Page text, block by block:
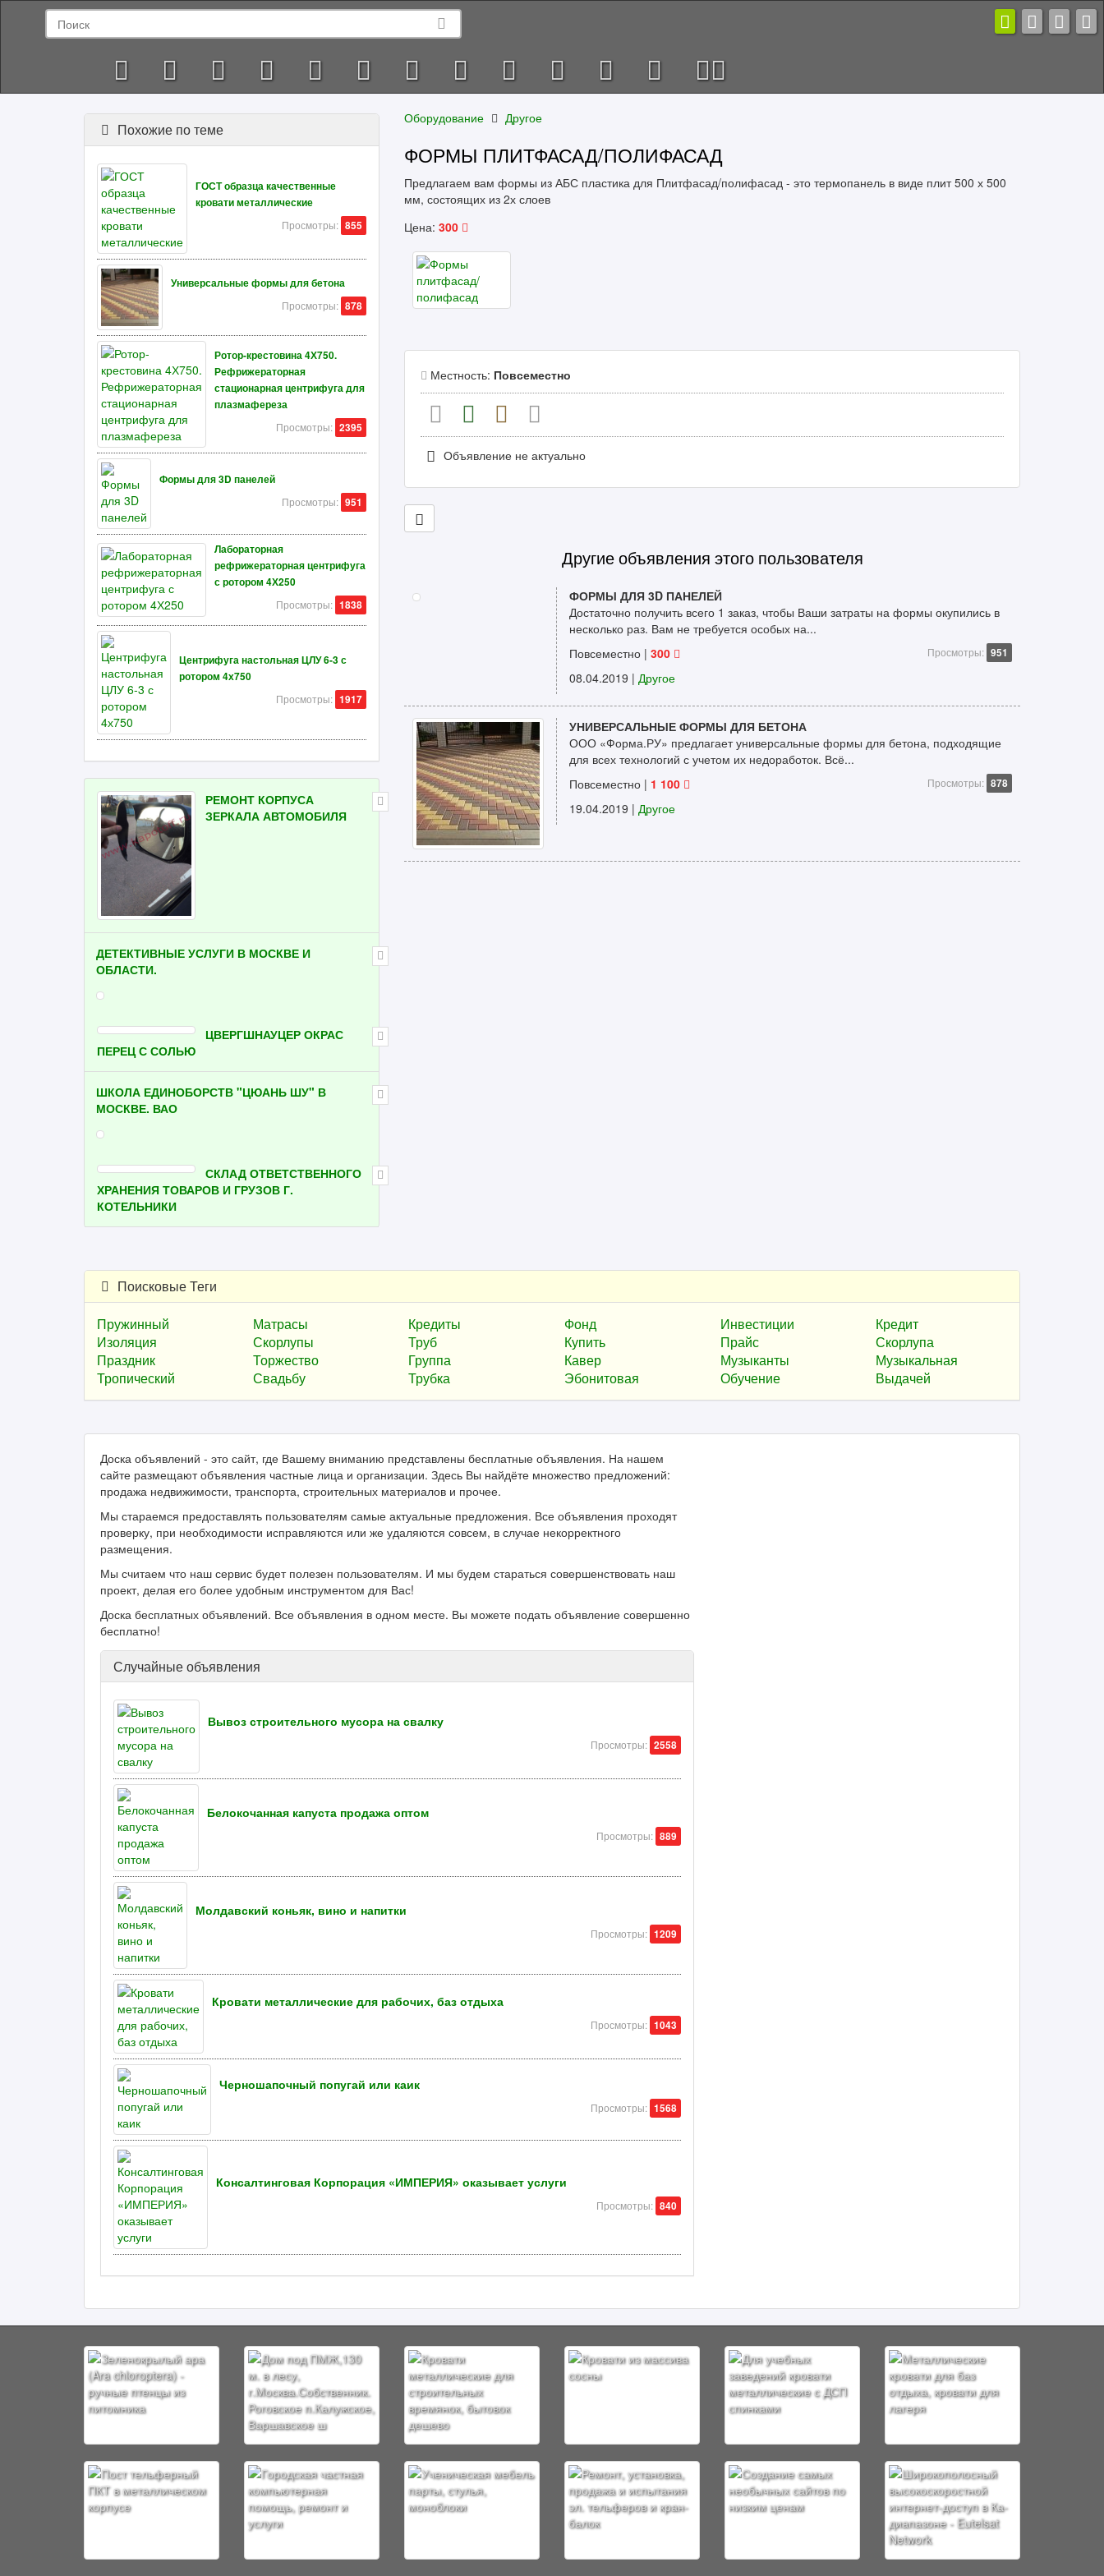
Оборудование Другое
ФОРМЫ ПЛИТФАСАД/ПОЛИФАСАД
Предлагаем вам формы из АБС пластика для Плитфасад/полифасад - это термопанель в виде плит 500 х 500
мм, состоящих из 2х слоев
Цена: 300
Местность: Повсеместно
Объявление не актуально
Другие объявления этого пользователя
ФОРМЫ ДЛЯ 3D ПАНЕЛЕЙ
Достаточно получить всего 1 заказ, чтобы Ваши затраты на формы окупились в
несколько раз. Вам не требуется особых на...
Повсеместно | 300 Просмотры: 951
08.04.2019 | Другое
УНИВЕРСАЛЬНЫЕ ФОРМЫ ДЛЯ БЕТОНА
ООО «Форма.РУ» предлагает универсальные формы для бетона, подходящие
для всех технологий с учетом их недоработок. Всё...
Повсеместно | 1 100 Просмотры: 878
19.04.2019 | Другое
Похожие по теме
ГОСТ образца качественные
кровати металлические
Просмотры: 855
Универсальные формы для бетона
Просмотры: 878
Ротор-крестовина 4Х750.
Рефрижераторная
стационарная центрифуга для
плазмафереза
Просмотры: 2395
Формы для 3D панелей
Просмотры: 951
Лабораторная
рефрижераторная центрифуга
с ротором 4Х250
Просмотры: 1838
Центрифуга настольная ЦЛУ 6-3 с
ротором 4х750
Просмотры: 1917
РЕМОНТ КОРПУСА
ЗЕРКАЛА АВТОМОБИЛЯ
ДЕТЕКТИВНЫЕ УСЛУГИ В МОСКВЕ И
ОБЛАСТИ.
ЦВЕРГШНАУЦЕР ОКРАС
ПЕРЕЦ С СОЛЬЮ
ШКОЛА ЕДИНОБОРСТВ "ЦЮАНЬ ШУ" В
МОСКВЕ. ВАО
СКЛАД ОТВЕТСТВЕННОГО
ХРАНЕНИЯ ТОВАРОВ И ГРУЗОВ Г.
КОТЕЛЬНИКИ
Поисковые Теги
Пружинный
Матрасы Кредиты Фонд Инвестиции
Кредит
Изоляция
Скорлупы Труб Купить Прайс
Скорлупа
Праздник
Торжество Группа Кавер Музыканты
Музыкальная
Тропический
Свадьбу Трубка Эбонитовая Обучение Выдачей
Доска объявлений - это сайт, где Вашему вниманию представлены бесплатные объявления. На нашем
сайте размещают объявления частные лица и организации. Здесь Вы найдёте множество предложений:
продажа недвижимости, транспорта, строительных материалов и прочее.
Мы стараемся предоставлять пользователям самые актуальные предложения. Все объявления проходят
проверку, при необходимости исправляются или же удаляются совсем, в случае некорректного
размещения.
Мы считаем что наш сервис будет полезен пользователям. И мы будем стараться совершенствовать наш
проект, делая его более удобным инструментом для Вас!
Доска бесплатных объявлений. Все объявления в одном месте. Вы можете подать объявление совершенно
бесплатно!
Случайные объявления
Вывоз строительного мусора на свалку
Просмотры: 2558
Белокочанная капуста продажа оптом
Просмотры: 889
Молдавский коньяк, вино и напитки
Просмотры: 1209
Кровати металлические для рабочих, баз отдыха
Просмотры: 1043
Черношапочный попугай или каик
Просмотры: 1568
Консалтинговая Корпорация «ИМПЕРИЯ» оказывает услуги
Просмотры: 840